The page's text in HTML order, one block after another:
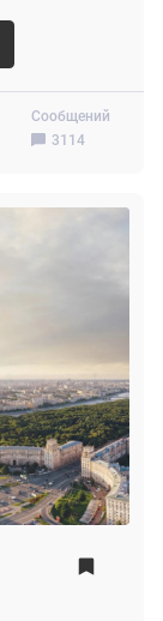
Сообщений
3114